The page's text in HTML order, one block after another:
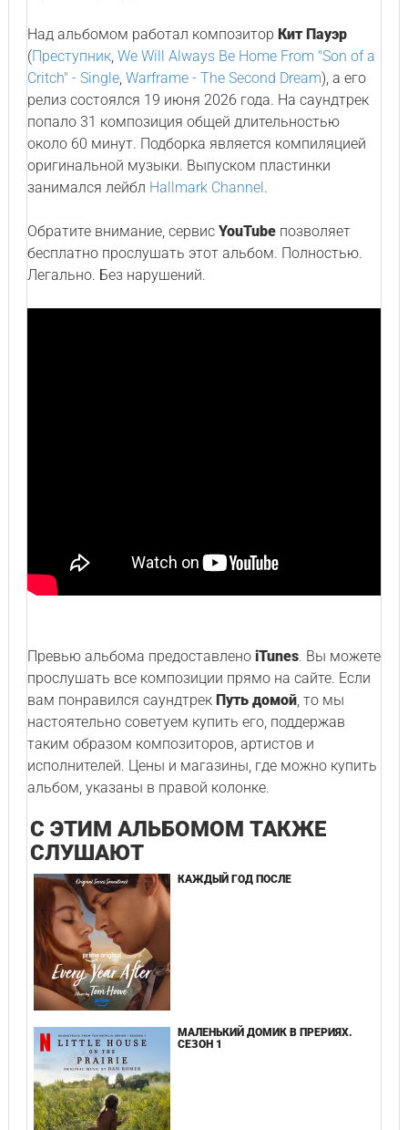
Над альбомом работал композитор Кит Пауэр
(Преступник, We Will Always Be Home From "Son of a
Critch" - Single, Warframe - The Second Dream), а его
релиз состоялся 19 июня 2026 года. На саундтрек
попало 31 композиция общей длительностью
около 60 минут. Подборка является компиляцией
оригинальной музыки. Выпуском пластинки
занимался лейбл Hallmark Channel.
Обратите внимание, сервис YouTubeпозволяет
бесплатно прослушать этот альбом. Полностью.
Легально. Без нарушений.
Превью альбома предоставлено iTunes. Вы можете
прослушать все композиции прямо на сайте. Если
вам понравился саундтрек Путь домой, то мы
настоятельно советуем купить его, поддержав
таким образом композиторов, артистов и
исполнителей. Цены и магазины, где можно купить
альбом, указаны в правой колонке.
С ЭТИМ АЛЬБОМОМ ТАКЖЕ
СЛУШАЮТ
КАЖДЫЙ ГОД ПОСЛЕ
МАЛЕНЬКИЙ ДОМИК В ПРЕРИЯХ.
СЕЗОН 1